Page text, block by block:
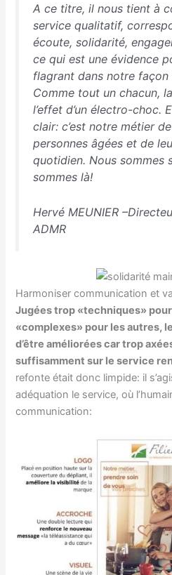
A ce titre, il nous tient à
service qualitatif,
écoute, solidarité,
ce qui est une évidence
flagrant dans notre façon
Comme tout un chacun,
l’effet d’un électro-choc.
clair: c’est notre métier
personnes âgées et de
quotidien. Nous sommes
sommes là!
Hervé MEUNIER
ADMR
Harmoniser communication et
Jugées trop «techniques»
«complexes» pour les autres,
d’être améliorées car trop
suffisamment sur le service
refonte était donc limpide: il
adéquation le service, où
communication: